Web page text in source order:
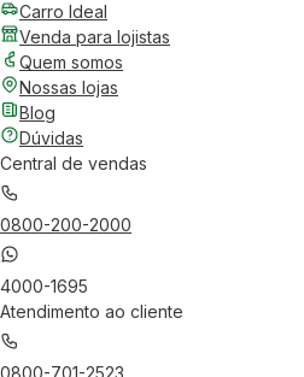
Carro Ideal
Venda para lojistas
Quem somos
Nossas lojas
Blog
Dúvidas
Central de vendas
0800-200-2000
4000-1695
Atendimento ao cliente
0800-701-2523